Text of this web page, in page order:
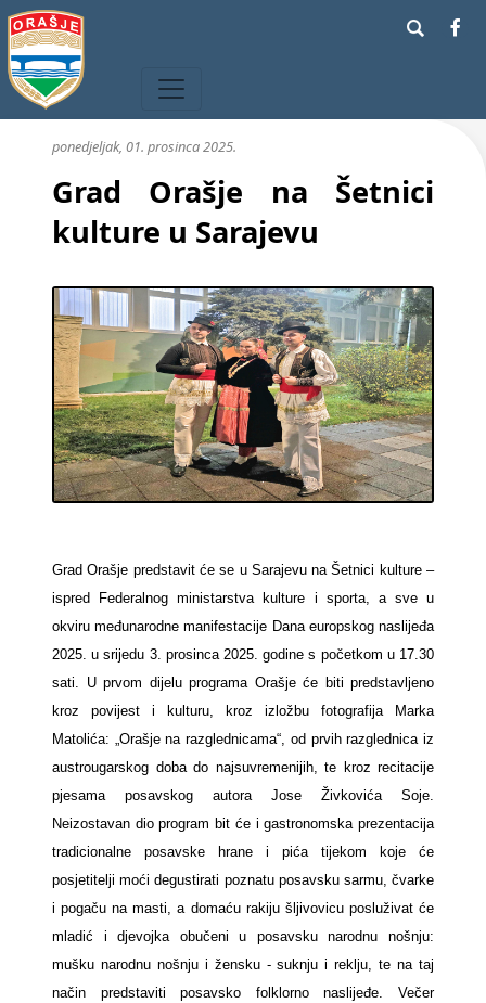
ponedjeljak, 01. prosinca 2025.
Grad Orašje na Šetnici
kulture u Sarajevu
Grad Orašje predstavit će se u Sarajevu na Šetnici kulture –
ispred Federalnog ministarstva kulture i sporta, a sve u
okviru međunarodne manifestacije Dana europskog naslijeđa
2025. u srijedu 3. prosinca 2025. godine s početkom u 17.30
sati. U prvom dijelu programa Orašje će biti predstavljeno
kroz povijest i kulturu, kroz izložbu fotografija Marka
Matolića: „Orašje na razglednicama“, od prvih razglednica iz
austrougarskog doba do najsuvremenijih, te kroz recitacije
pjesama posavskog autora Jose Živkovića Soje.
Neizostavan dio program bit će i gastronomska prezentacija
tradicionalne posavske hrane i pića tijekom koje će
posjetitelji moći degustirati poznatu posavsku sarmu, čvarke
i pogaču na masti, a domaću rakiju šljivovicu posluživat će
mladić i djevojka obučeni u posavsku narodnu nošnju:
mušku narodnu nošnju i žensku - suknju i reklju, te na taj
način predstaviti posavsko folklorno naslijeđe. Večer